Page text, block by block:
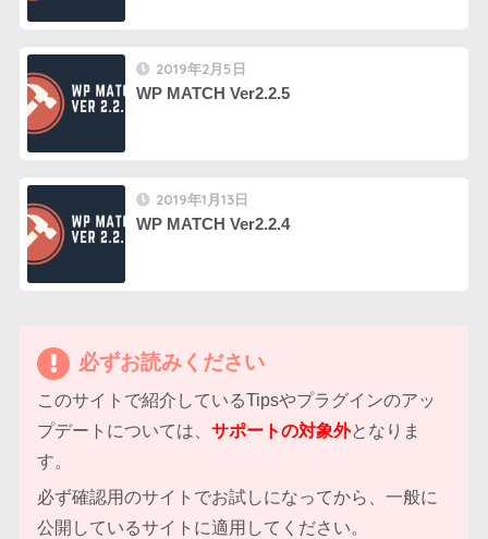
2019年2月5日
WP MATCH Ver2.2.5
2019年1月13日
WP MATCH Ver2.2.4
必ずお読みください
このサイトで紹介しているTipsやプラグインのアッ
プデートについては、 サポートの対象外となりま
す。
必ず確認用のサイトでお試しになってから、一般に
公開しているサイトに適用してください。